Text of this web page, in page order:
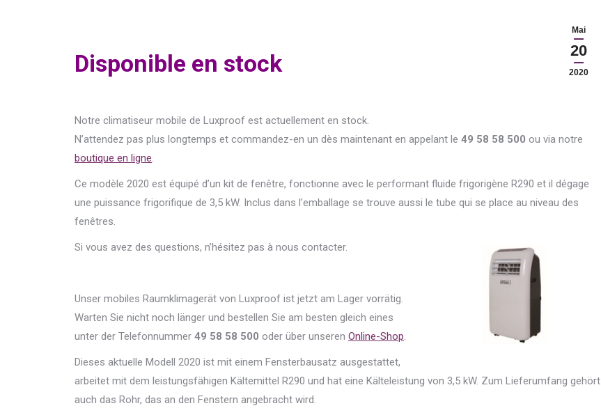
Mai
20
2020
Disponible en stock
Notre climatiseur mobile de Luxproof est actuellement en stock.
N’attendez pas plus longtemps et commandez-en un dès maintenant en appelant le 49 58 58 500 ou via notre
boutique en ligne.
Ce modèle 2020 est équipé d’un kit de fenêtre, fonctionne avec le performant fluide frigorigène R290 et il dégage
une puissance frigorifique de 3,5 kW. Inclus dans l’emballage se trouve aussi le tube qui se place au niveau des
fenêtres.
Si vous avez des questions, n’hésitez pas à nous contacter.
Unser mobiles Raumklimagerät von Luxproof ist jetzt am Lager vorrätig.
Warten Sie nicht noch länger und bestellen Sie am besten gleich eines
unter der Telefonnummer 49 58 58 500 oder über unseren Online-Shop.
Dieses aktuelle Modell 2020 ist mit einem Fensterbausatz ausgestattet,
arbeitet mit dem leistungsfähigen Kältemittel R290 und hat eine Kälteleistung von 3,5 kW. Zum Lieferumfang gehört
auch das Rohr, das an den Fenstern angebracht wird.